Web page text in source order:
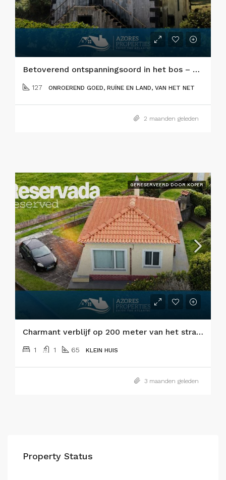
Betoverend ontspanningsoord in het bos – Flamengos, eiland Faial
127 ONROEREND GOED, RUÏNE EN LAND, VAN HET NET
2 maanden geleden
GERESERVEERD DOOR KOPER
Charmant verblijf op 200 meter van het strand – Praia do Almoxarife, Faial – Waar de zee en de vulkaan elkaar ontmoeten.
1 1 65 KLEIN HUIS
3 maanden geleden
Property Status